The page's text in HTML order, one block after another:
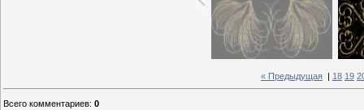
« Предыдущая 18 19
Всего комментариев: 0